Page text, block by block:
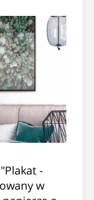
"Plakat -
w